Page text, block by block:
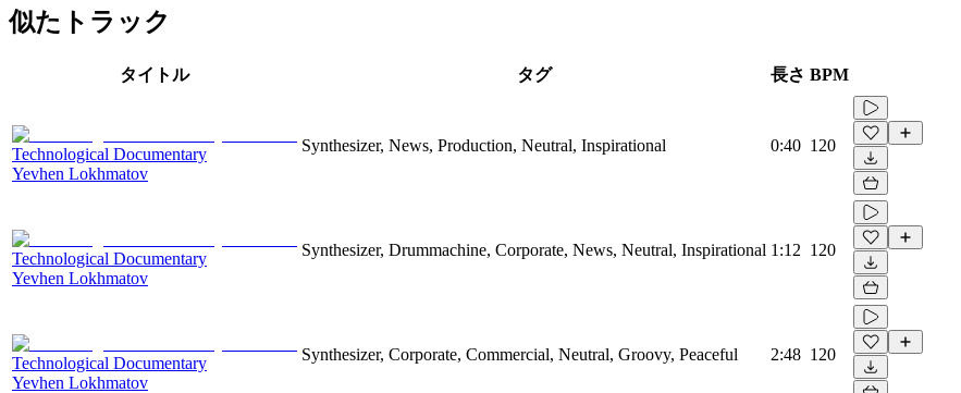
似たトラック
タイトル タグ 長さ BPM
Technological Documentary
Yevhen Lokhmatov
Synthesizer, News, Production, Neutral, Inspirational 0:40 120
Technological Documentary
Yevhen Lokhmatov
Synthesizer, Drummachine, Corporate, News, Neutral, Inspirational 1:12 120
Technological Documentary
Yevhen Lokhmatov
Synthesizer, Corporate, Commercial, Neutral, Groovy, Peaceful 2:48 120